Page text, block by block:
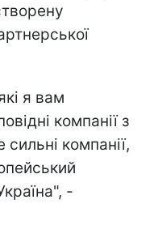
я вам
компанії з
компанії,
-